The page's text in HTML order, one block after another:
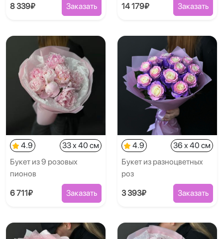
8 339₽ Заказать 14 179₽ Заказать
4.9
33 x 40 см
Букет из 9 розовых
пионов
6 711₽ Заказать
4.9
36 x 40 см
Букет из разноцветных
роз
3 393₽ Заказать